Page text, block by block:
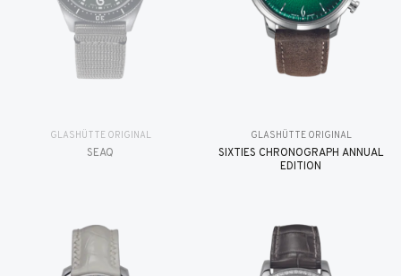
GLASHÜTTE ORIGINAL
SEAQ
GLASHÜTTE ORIGINAL
SIXTIES CHRONOGRAPH ANNUAL
EDITION